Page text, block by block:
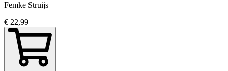
Femke Struijs
€ 22,99